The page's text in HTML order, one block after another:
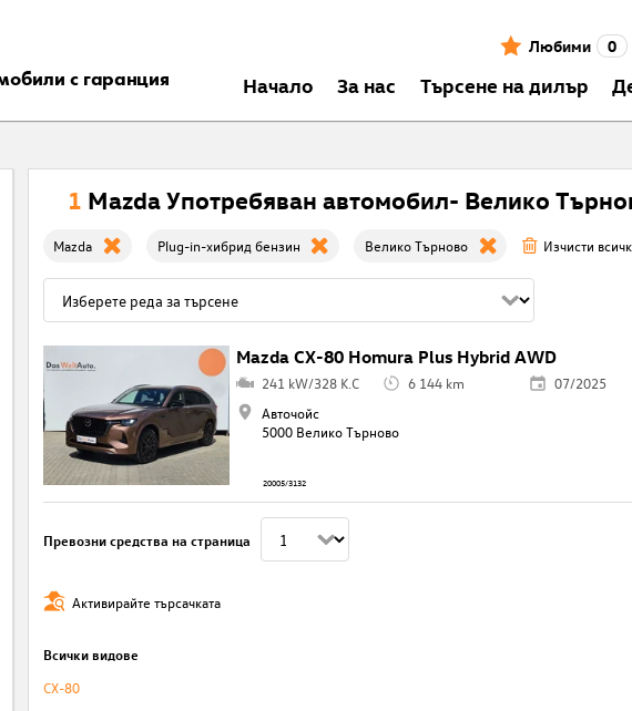
с гаранция
Любими 0
Началo За нас Търсене на дилър
1 Mazda Употребяван автомобил- Велико
Mazda Plug-in-хибрид бензин Велико Търново Изчисти
Mazda CX-80 Homura Plus Hybrid AWD
241 kW/328 K.C 6 144 km
07/2025
Авточойс
5000 Велико Търново
20005/3132
Превозни средства на страница
Активирайте търсачката
Всички видове
CX-80